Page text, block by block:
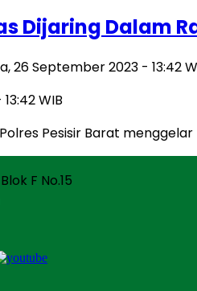
Dijaring Dalam
26 September 2023 - 13:42
WIB
Pesisir Barat
F No.15